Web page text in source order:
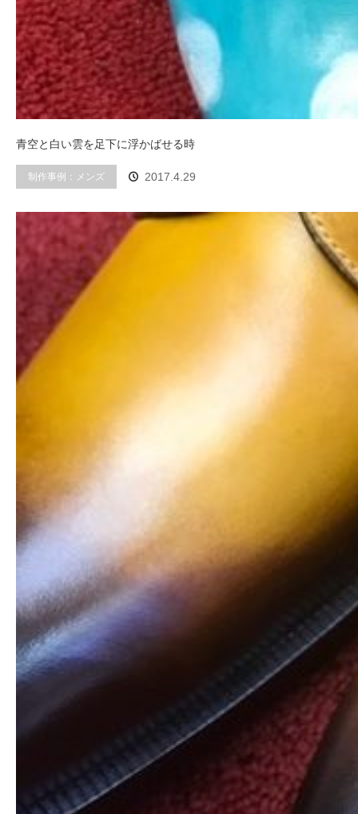
青空と白い雲を足下に浮かばせる時
制作事例：メンズ 2017.4.29